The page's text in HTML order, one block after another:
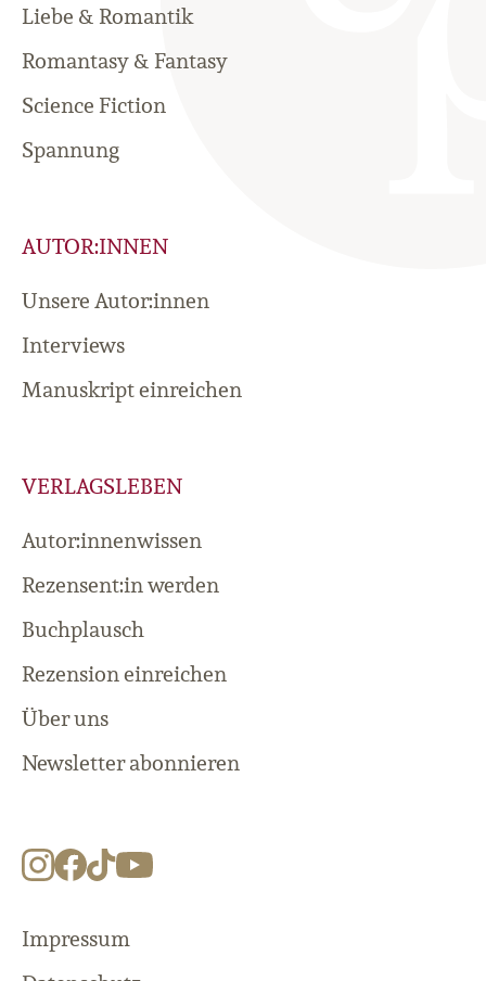
Liebe & Romantik
Romantasy & Fantasy
Science Fiction
Spannung
AUTOR:INNEN
Unsere Autor:innen
Interviews
Manuskript einreichen
VERLAGSLEBEN
Autor:innenwissen
Rezensent:in werden
Buchplausch
Rezension einreichen
Über uns
Newsletter abonnieren
Impressum